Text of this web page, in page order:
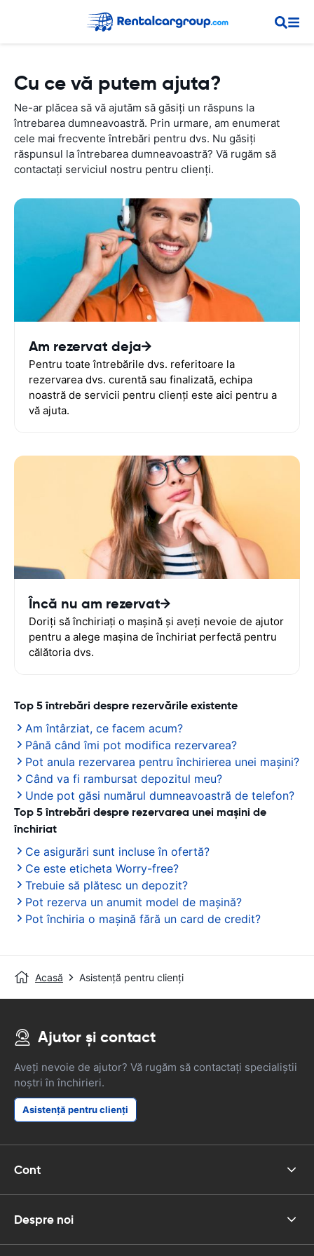
Cu ce vă putem ajuta?
Ne-ar plăcea să vă ajutăm să găsiți un răspuns la
întrebarea dumneavoastră. Prin urmare, am enumerat
cele mai frecvente întrebări pentru dvs. Nu găsiți
răspunsul la întrebarea dumneavoastră? Vă rugăm să
contactați serviciul nostru pentru clienți.
Am rezervat deja
Pentru toate întrebările dvs. referitoare la
rezervarea dvs. curentă sau finalizată, echipa
noastră de servicii pentru clienți este aici pentru a
vă ajuta.
Încă nu am rezervat
Doriți să închiriați o mașină și aveți nevoie de ajutor
pentru a alege mașina de închiriat perfectă pentru
călătoria dvs.
Top 5 întrebări despre rezervările existente
Am întârziat, ce facem acum?
Până când îmi pot modifica rezervarea?
Pot anula rezervarea pentru închirierea unei mașini?
Când va fi rambursat depozitul meu?
Unde pot găsi numărul dumneavoastră de telefon?
Top 5 întrebări despre rezervarea unei mașini de
închiriat
Ce asigurări sunt incluse în ofertă?
Ce este eticheta Worry-free?
Trebuie să plătesc un depozit?
Pot rezerva un anumit model de mașină?
Pot închiria o mașină fără un card de credit?
Acasă Asistență pentru clienți
Ajutor și contact
Aveți nevoie de ajutor? Vă rugăm să contactați specialiștii
noștri în închirieri.
Asistență pentru clienți
Cont
Despre noi